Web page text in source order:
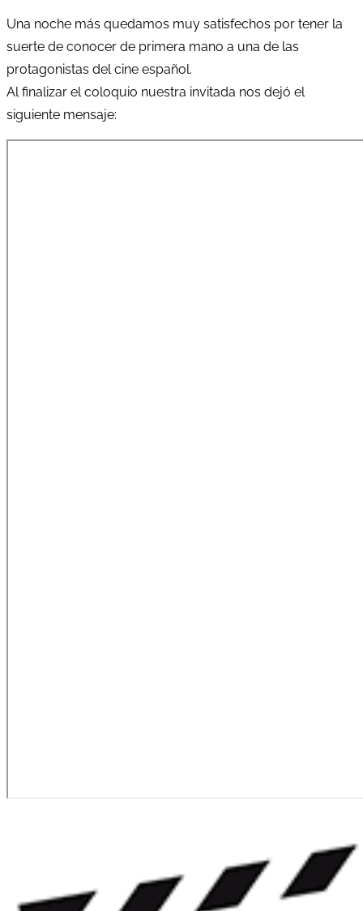
Una noche más quedamos muy satisfechos por tener la
suerte de conocer de primera mano a una de las
protagonistas del cine español.
Al finalizar el coloquio nuestra invitada nos dejó el
siguiente mensaje: